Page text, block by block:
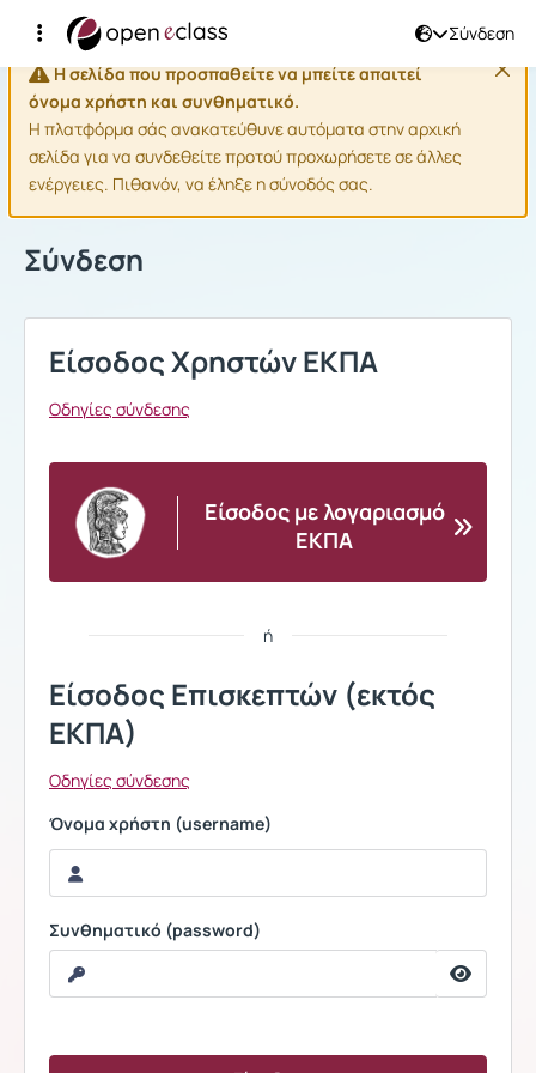
Σύνδεση
Η σελίδα που προσπαθείτε να μπείτε απαιτεί
όνομα χρήστη και συνθηματικό.
Η πλατφόρμα σάς ανακατεύθυνε αυτόματα στην αρχική
σελίδα για να συνδεθείτε προτού προχωρήσετε σε άλλες
ενέργειες. Πιθανόν, να έληξε η σύνοδός σας.
Σύνδεση
Είσοδος Χρηστών ΕΚΠΑ
Οδηγίες σύνδεσης
Είσοδος με λογαριασμό
ΕΚΠΑ
ή
Είσοδος Επισκεπτών (εκτός
ΕΚΠΑ)
Οδηγίες σύνδεσης
Όνομα χρήστη (username)
Συνθηματικό (password)